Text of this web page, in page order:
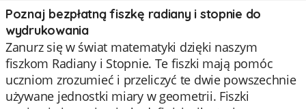
Poznaj bezpłatną fiszkę radiany i stopnie do
wydrukowania
Zanurz się w świat matematyki dzięki naszym
fiszkom Radiany i Stopnie. Te fiszki mają pomóc
uczniom zrozumieć i przeliczyć te dwie powszechnie
używane jednostki miary w geometrii. Fiszki